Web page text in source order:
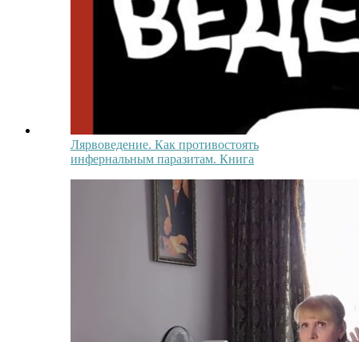
Лярвоведение. Как противостоять
инфернальным паразитам. Книга